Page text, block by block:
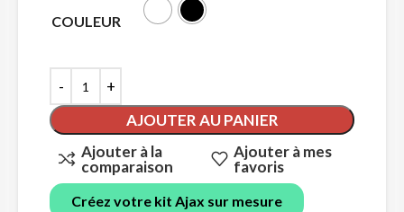
COULEUR
AJOUTER AU PANIER
Ajouter à la
comparaison
Ajouter à mes
favoris
Créez votre kit Ajax sur mesure